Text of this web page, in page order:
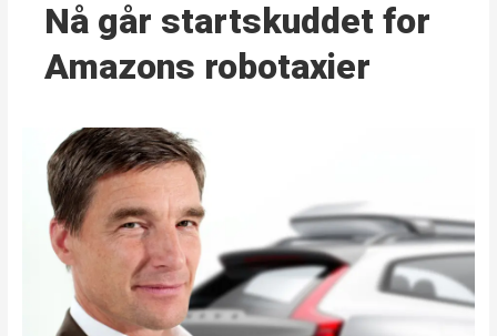
Nå går start­skuddet for
Amazons robotaxier